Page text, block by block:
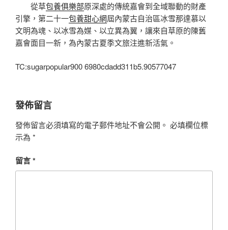
從草包養俱樂部原深處的傳統嘉會到全域聯動的財產
引擎，第二十一包養甜心網屆內蒙古自治區冰雪那達慕以
文明為魂、以冰雪為媒、以立異為翼，讓來自草原的陳舊
嘉會面目一新，為內蒙古夏季文旅注進新活氣。
TC:sugarpopular900 6980cdadd311b5.90577047
發佈留言
發佈留言必須填寫的電子郵件地址不會公開。 必填欄位標
示為 *
留言*